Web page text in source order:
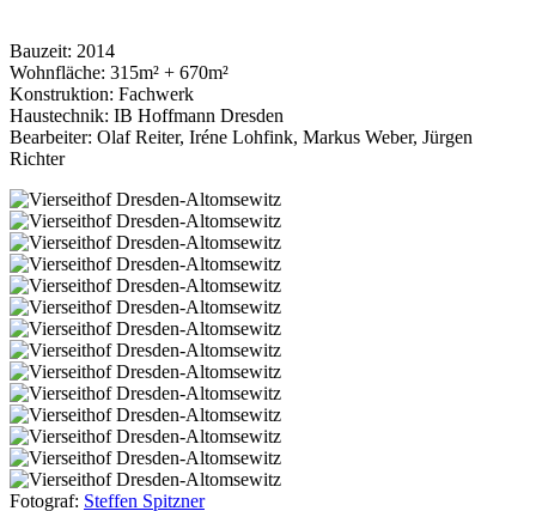
Bauzeit: 2014
Wohnfläche: 315m² + 670m²
Konstruktion: Fachwerk
Haustechnik: IB Hoffmann Dresden
Bearbeiter: Olaf Reiter, Iréne Lohfink, Markus Weber, Jürgen
Richter
Fotograf: Steffen Spitzner